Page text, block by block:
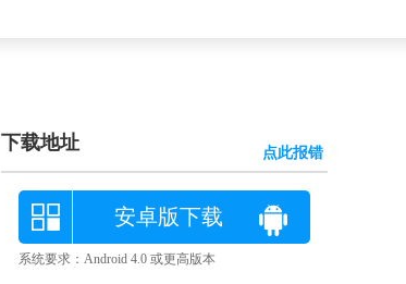
下载地址 点此报错
安卓版下载
系统要求：Android 4.0 或更高版本